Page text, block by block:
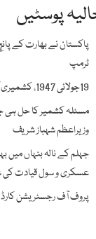
پوسٹیں
پاکستان نے بھارت کے
ٹرمپ
19جولائی 1947، کشمیری آج یوم الحاق پاکستان منا رہے ہیں
مسئلہ کشمیر کا حل ہی
وزیراعظم شہباز شریف
جہلم کے نالہ بنہاں میں
عسکری و سول قیادت
پروف آف رجسٹریشن کارڈ